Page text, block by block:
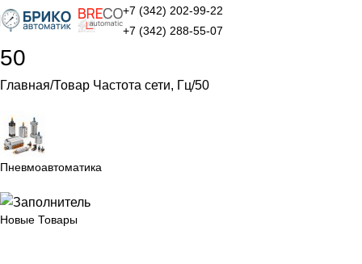
+7 (342) 202-99-22
+7 (342) 288-55-07
50
Главная Товар Частота сети, Гц 50
Пневмоавтоматика
Новые Товары